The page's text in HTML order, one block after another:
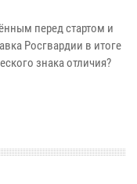
перед стартом и
Росгвардии в итоге
знака отличия?